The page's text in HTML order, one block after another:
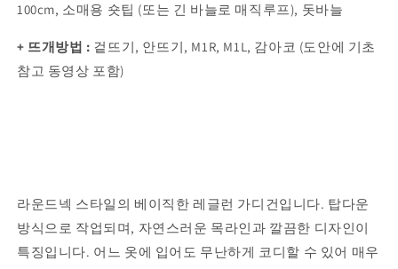
100cm, 소매용 숏팁 (또는 긴 바늘로 매직루프), 돗바늘
+ 뜨개방법 : 겉뜨기, 안뜨기, M1R, M1L, 감아코 (도안에 기초
참고 동영상 포함)
라운드넥 스타일의 베이직한 레글런 가디건입니다. 탑다운
방식으로 작업되며, 자연스러운 목라인과 깔끔한 디자인이
특징입니다. 어느 옷에 입어도 무난하게 코디할 수 있어 매우